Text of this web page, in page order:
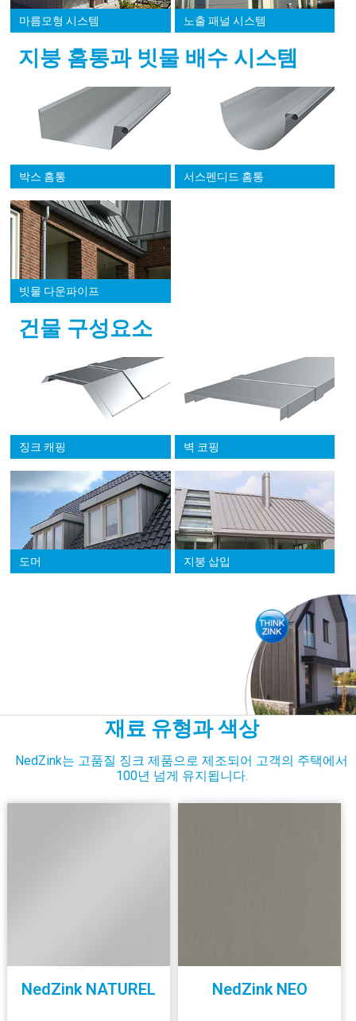
마름모형 시스템 노출 패널 시스템
지붕 홈통과 빗물 배수 시스템
박스 홈통 서스펜디드 홈통
빗물 다운파이프
건물 구성요소
징크 캐핑 벽 코핑
도머 지붕 삽입
재료 유형과 색상
NedZink는 고품질 징크 제품으로 제조되어 고객의 주택에서
100년 넘게 유지됩니다.
NedZink NATUREL NedZink NEO